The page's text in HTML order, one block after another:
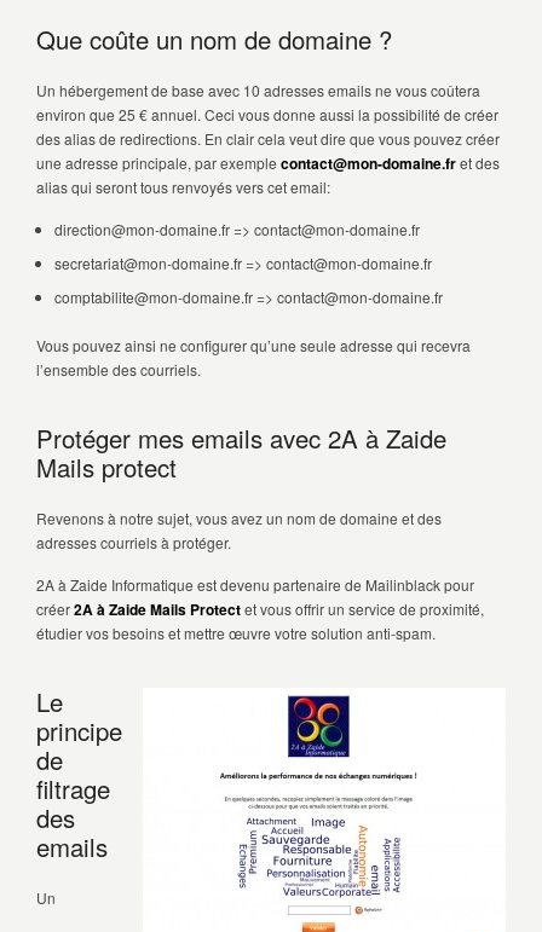
Que coûte un nom de domaine ?
Un hébergement de base avec 10 adresses emails ne vous coûtera
environ que 25 € annuel. Ceci vous donne aussi la possibilité de créer
des alias de redirections. En clair cela veut dire que vous pouvez créer
une adresse principale, par exemplecontact@mon-domaine.fret des
alias qui seront tous renvoyés vers cet email:
direction@mon-domaine.fr => contact@mon-domaine.fr
secretariat@mon-domaine.fr => contact@mon-domaine.fr
comptabilite@mon-domaine.fr => contact@mon-domaine.fr
Vous pouvez ainsi ne configurer qu’une seule adresse qui recevra
l’ensemble des courriels.
Protéger mes emails avec 2A à Zaide
Mails protect
Revenons à notre sujet, vous avez un nom de domaine et des
adresses courriels à protéger.
2A à Zaide Informatique est devenu partenaire de Mailinblack pour
créer2A à Zaide Mails Protectet vous offrir un service de proximité,
étudier vos besoins et mettre œuvre votre solution anti-spam.
Le
principe
de
filtrage
des
emails
Un